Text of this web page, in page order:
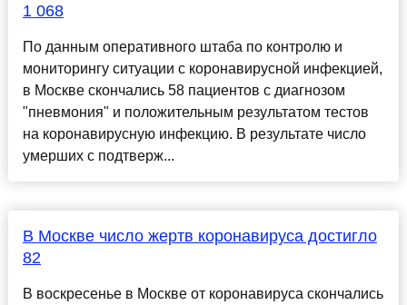
1 068
По данным оперативного штаба по контролю и
мониторингу ситуации с коронавирусной инфекцией,
в Москве скончались 58 пациентов с диагнозом
"пневмония" и положительным результатом тестов
на коронавирусную инфекцию. В результате число
умерших с подтверж...
В Москве число жертв коронавируса достигло
82
В воскресенье в Москве от коронавируса скончались